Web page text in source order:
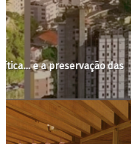
Vitória do Saracura:
Bixiga é suspensa